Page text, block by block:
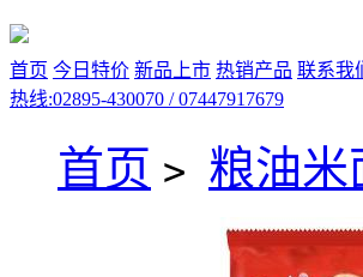
首页 今日特价 新品上市 热销产品 联系我
热线:02895-430070 / 07447917679
首页 > 粮油米